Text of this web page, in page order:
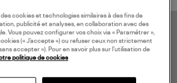
cookies et technologies similaires à des fins de
publicité et analyses, en collaboration avec des
Vous pouvez configurer vos choix via « Paramétrer »,
(« J’accepte ») ou refuser ceux non strictement
accepter »). Pour en savoir plus sur l’utilisation de
politique de cookies